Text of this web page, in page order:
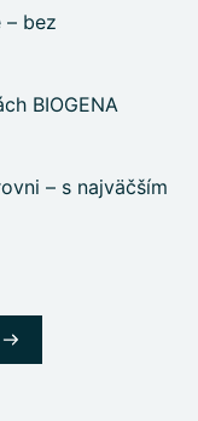
– bez
BIOGENA
– s najväčším